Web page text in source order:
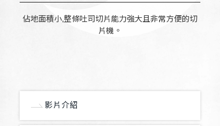
佔地面積小,整條吐司切片能力強大且非常方便的切
片機。
影片介紹